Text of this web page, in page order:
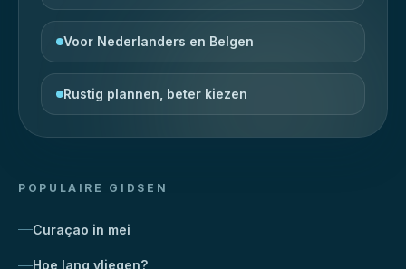
Voor Nederlanders en Belgen
Rustig plannen, beter kiezen
POPULAIRE GIDSEN
Curaçao in mei
Hoe lang vliegen?